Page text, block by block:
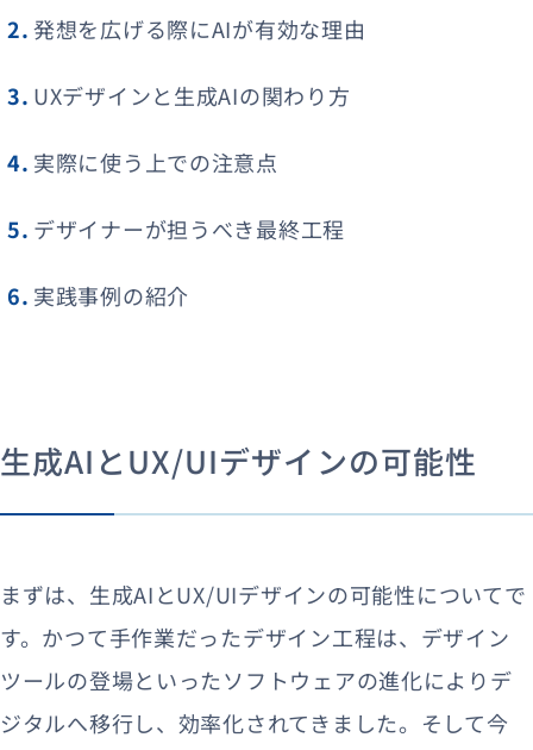
発想を広げる際にAIが有効な理由
UXデザインと生成AIの関わり方
実際に使う上での注意点
デザイナーが担うべき最終工程
実践事例の紹介
生成AIとUX/UIデザインの可能性
まずは、生成AIとUX/UIデザインの可能性についてで
す。かつて手作業だったデザイン工程は、デザイン
ツールの登場といったソフトウェアの進化によりデ
ジタルへ移行し、効率化されてきました。そして今